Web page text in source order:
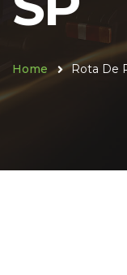
Home Rota De